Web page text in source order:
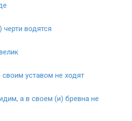
водятся
уставом не ходят
а в своем (и) бревна не